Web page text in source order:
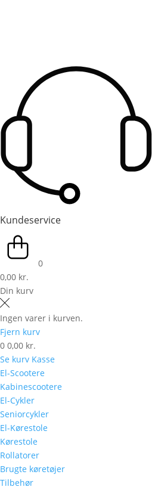
Kundeservice
0
0,00 kr.
Din kurv
Ingen varer i kurven.
Fjern kurv
0 0,00 kr.
Se kurv Kasse
El-Scootere
Kabinescootere
El-Cykler
Seniorcykler
El-Kørestole
Kørestole
Rollatorer
Brugte køretøjer
Tilbehør